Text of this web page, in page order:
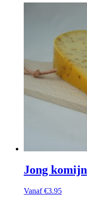
Jong komijn
Vanaf €3.95